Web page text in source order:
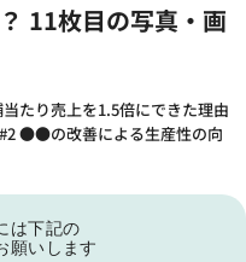
11枚目の写真・画
たり売上を1.5倍にできた理由
●●の改善による生産性の向
は下記の
願いします